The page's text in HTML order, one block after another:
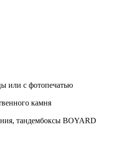
или с фотопечатью
камня
тандембоксы BOYARD